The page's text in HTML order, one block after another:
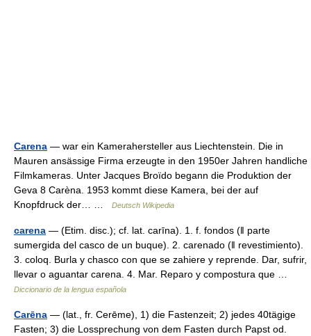
Carena — war ein Kamerahersteller aus Liechtenstein. Die in
Mauren ansässige Firma erzeugte in den 1950er Jahren handliche
Filmkameras. Unter Jacques Broïdo begann die Produktion der
Geva 8 Carèna. 1953 kommt diese Kamera, bei der auf
Knopfdruck der… …
Deutsch Wikipedia
carena — (Etim. disc.); cf. lat. carīna). 1. f. fondos (ǁ parte
sumergida del casco de un buque). 2. carenado (ǁ revestimiento).
3. coloq. Burla y chasco con que se zahiere y reprende. Dar, sufrir,
llevar o aguantar carena. 4. Mar. Reparo y compostura que …
Diccionario de la lengua española
Carēna — (lat., fr. Cerēme), 1) die Fastenzeit; 2) jedes 40tägige
Fasten; 3) die Lossprechung von dem Fasten durch Papst od.